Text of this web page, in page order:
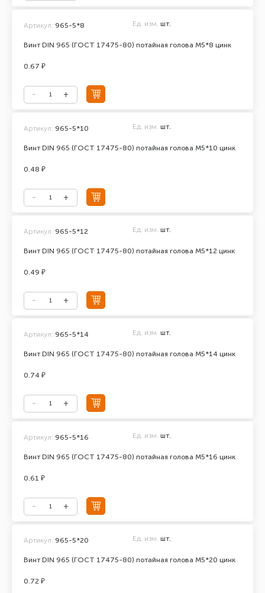
Винт DIN 965 (ГОСТ 17475-80) потайная голова М5*8 цинк
Артикул: 965-5*8 Ед. изм. шт.
0.67 ₽
Винт DIN 965 (ГОСТ 17475-80) потайная голова М5*10 цинк
Артикул: 965-5*10 Ед. изм. шт.
0.48 ₽
Винт DIN 965 (ГОСТ 17475-80) потайная голова М5*12 цинк
Артикул: 965-5*12 Ед. изм. шт.
0.49 ₽
Винт DIN 965 (ГОСТ 17475-80) потайная голова М5*14 цинк
Артикул: 965-5*14 Ед. изм. шт.
0.74 ₽
Винт DIN 965 (ГОСТ 17475-80) потайная голова М5*16 цинк
Артикул: 965-5*16 Ед. изм. шт.
0.61 ₽
Винт DIN 965 (ГОСТ 17475-80) потайная голова М5*20 цинк
Артикул: 965-5*20 Ед. изм. шт.
0.72 ₽